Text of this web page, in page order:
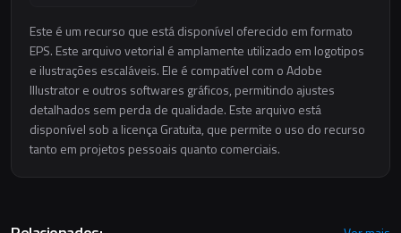
Este é um recurso que está disponível oferecido em formato
EPS. Este arquivo vetorial é amplamente utilizado em logotipos
e ilustrações escaláveis. Ele é compatível com o Adobe
Illustrator e outros softwares gráficos, permitindo ajustes
detalhados sem perda de qualidade. Este arquivo está
disponível sob a licença Gratuita, que permite o uso do recurso
tanto em projetos pessoais quanto comerciais.